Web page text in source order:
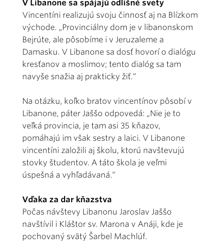
V Libanone sa spájajú odlišné svety
Vincentíni realizujú svoju činnosť aj na Blízkom
východe. „Provinciálny dom je v libanonskom
Bejrúte, ale pôsobíme i v Jeruzaleme a
Damasku. V Libanone sa dosť hovorí o dialógu
kresťanov a moslimov; tento dialóg sa tam
navyše snažia aj prakticky žiť.“
Na otázku, koľko bratov vincentínov pôsobí v
Libanone, páter Jaššo odpovedá: „Nie je to
veľká provincia, je tam asi 35 kňazov,
pomáhajú im však sestry a laici. V Libanone
vincentíni založili aj školu, ktorú navštevujú
stovky študentov. A táto škola je veľmi
úspešná a vyhľadávaná.“
Vďaka za dar kňazstva
Počas návštevy Libanonu Jaroslav Jaššo
navštívil i Kláštor sv. Marona v Anáji, kde je
pochovaný svätý Šarbel Machlúf.